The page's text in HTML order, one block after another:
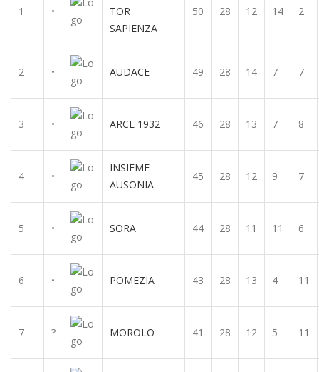
1 •
TOR
SAPIENZA
50 28 12 14 2
2 • AUDACE 49 28 14 7 7
3 • ARCE 1932 46 28 13 7 8
4 •
INSIEME
AUSONIA
45 28 12 9 7
5 • SORA 44 28 11 11 6
6 • POMEZIA 43 28 13 4 11
7 ? MOROLO 41 28 12 5 11